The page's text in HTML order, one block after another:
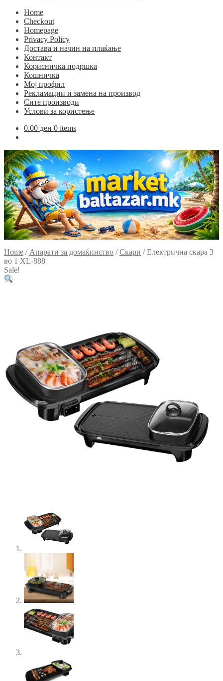
Home
Checkout
Homepage
Privacy Policy
Достава и начин на плаќање
Контакт
Корисничка подршка
Кошничка
Мој профил
Рекламации и замена на производ
Сите производи
Услови за користење
0.00 ден 0 items
Home / Апарати за домаќинство /Скари /Електрична скара 3
во 1 XL-888
Sale!